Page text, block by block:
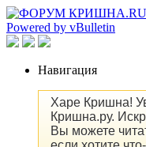
Навигация
Харе Кришна!
Кришна.ру.
Вы можете